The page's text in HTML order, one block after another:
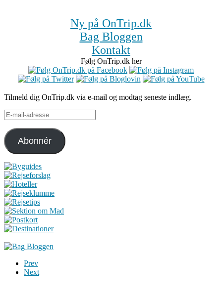
Ny på OnTrip.dk
Bag Bloggen
Kontakt
Følg OnTrip.dk her
Tilmeld dig OnTrip.dk via e-mail og modtag seneste indlæg.
E-
mail-
adresse
Abonnér
Prev
Next